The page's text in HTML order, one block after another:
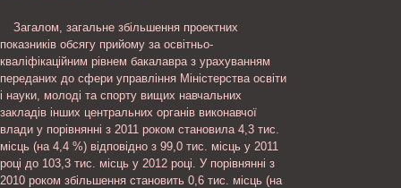
Загалом, загальне збільшення проектних
показників обсягу прийому за освітньо-
кваліфікаційним рівнем бакалавра з урахуванням
переданих до сфери управління Міністерства освіти
і науки, молоді та спорту вищих навчальних
закладів інших центральних органів виконавчої
влади у порівнянні з 2011 роком становила 4,3 тис.
місць (на 4,4 %) відповідно з 99,0 тис. місць у 2011
році до 103,3 тис. місць у 2012 році. У порівнянні з
2010 роком збільшення становить 0,6 тис. місць (на